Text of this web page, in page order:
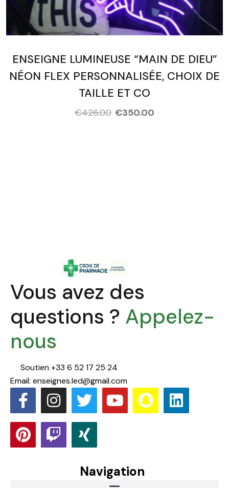
ENSEIGNE LUMINEUSE “MAIN DE DIEU”
NÉON FLEX PERSONNALISÉE, CHOIX DE
TAILLE ET CO
€426.00 €350.00
Vous avez des
questions ? Appelez-
nous
Soutien +33 6 52 17 25 24
Email: enseignes.led@gmail.com
Navigation